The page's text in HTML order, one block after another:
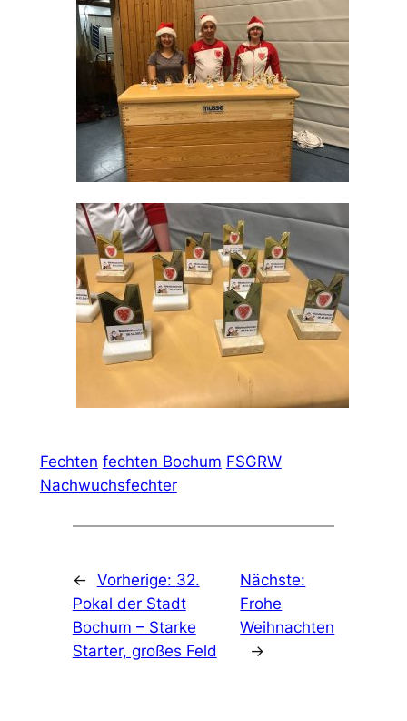
Fechten fechten Bochum FSGRW
Nachwuchsfechter
← Vorherige: 32.
Pokal der Stadt
Bochum – Starke
Starter, großes Feld
Nächste:
Frohe
Weihnachten
→